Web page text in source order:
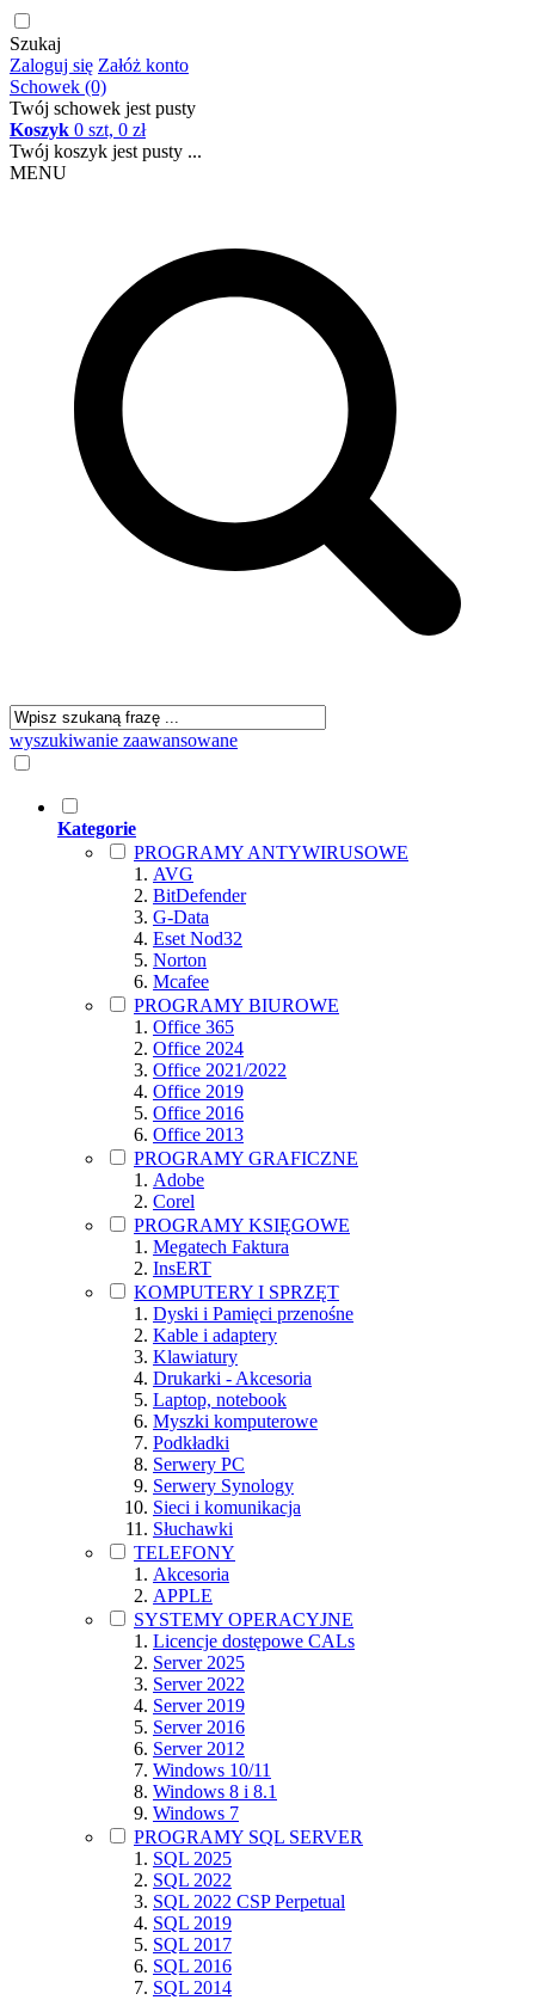
Szukaj
Zaloguj się Załóż konto
Schowek (0)
Twój schowek jest pusty
Koszyk 0 szt, 0 zł
Twój koszyk jest pusty ...
MENU
wyszukiwanie zaawansowane
Kategorie
PROGRAMY ANTYWIRUSOWE
AVG
BitDefender
G-Data
Eset Nod32
Norton
Mcafee
PROGRAMY BIUROWE
Office 365
Office 2024
Office 2021/2022
Office 2019
Office 2016
Office 2013
PROGRAMY GRAFICZNE
Adobe
Corel
PROGRAMY KSIĘGOWE
Megatech Faktura
InsERT
KOMPUTERY I SPRZĘT
Dyski i Pamięci przenośne
Kable i adaptery
Klawiatury
Drukarki - Akcesoria
Laptop, notebook
Myszki komputerowe
Podkładki
Serwery PC
Serwery Synology
Sieci i komunikacja
Słuchawki
TELEFONY
Akcesoria
APPLE
SYSTEMY OPERACYJNE
Licencje dostępowe CALs
Server 2025
Server 2022
Server 2019
Server 2016
Server 2012
Windows 10/11
Windows 8 i 8.1
Windows 7
PROGRAMY SQL SERVER
SQL 2025
SQL 2022
SQL 2022 CSP Perpetual
SQL 2019
SQL 2017
SQL 2016
SQL 2014